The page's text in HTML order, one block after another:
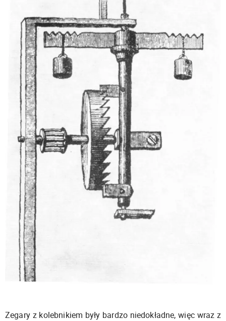
Zegary z kolebnikiem były bardzo niedokładne, więc wraz z